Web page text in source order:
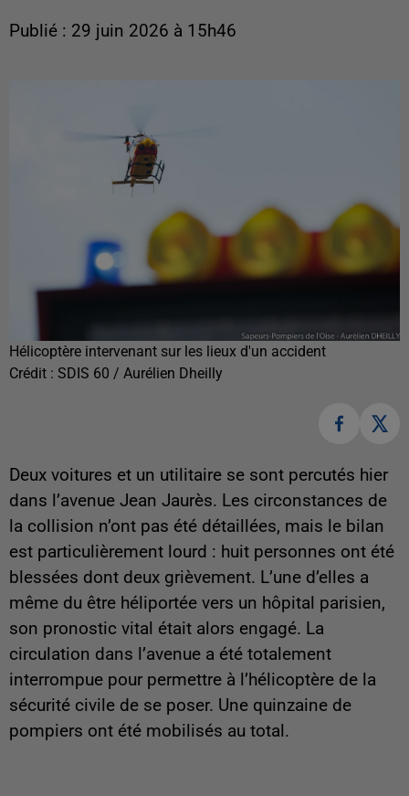
Publié : 29 juin 2026 à 15h46
Hélicoptère intervenant sur les lieux d'un accident
Crédit : SDIS 60 / Aurélien Dheilly
Deux voitures et un utilitaire se sont percutés hier
dans l’avenue Jean Jaurès. Les circonstances de
la collision n’ont pas été détaillées, mais le bilan
est particulièrement lourd : huit personnes ont été
blessées dont deux grièvement. L’une d’elles a
même du être héliportée vers un hôpital parisien,
son pronostic vital était alors engagé. La
circulation dans l’avenue a été totalement
interrompue pour permettre à l’hélicoptère de la
sécurité civile de se poser. Une quinzaine de
pompiers ont été mobilisés au total.